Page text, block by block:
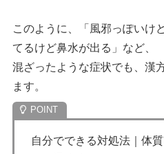
このように、「風邪っぽいけ
てるけど鼻水が出る」など、
混ざったような症状でも、漢
ます。
自分でできる対処法｜体